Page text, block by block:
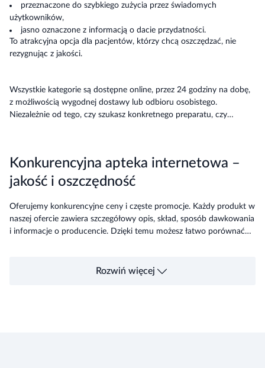
przeznaczone do szybkiego zużycia przez świadomych
użytkowników,
jasno oznaczone z informacją o dacie przydatności.
To atrakcyjna opcja dla pacjentów, którzy chcą oszczędzać, nie
rezygnując z jakości.
Wszystkie kategorie są dostępne online, przez 24 godziny na dobę,
z możliwością wygodnej dostawy lub odbioru osobistego.
Niezależnie od tego, czy szukasz konkretnego preparatu, czy
Konkurencyjna apteka internetowa –
jakość i oszczędność
Oferujemy konkurencyjne ceny i częste promocje. Każdy produkt w
naszej ofercie zawiera szczegółowy opis, skład, sposób dawkowania
i informacje o producencie. Dzięki temu możesz łatwo porównać
Rozwiń więcej